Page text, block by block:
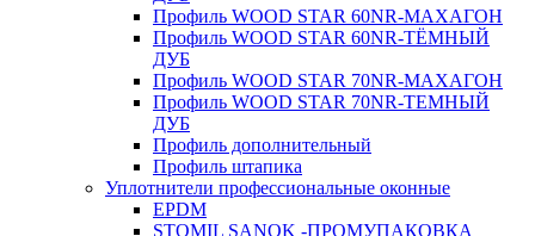
Профиль WOOD STAR 60NR-МАХАГОН
Профиль WOOD STAR 60NR-ТЁМНЫЙ
ДУБ
Профиль WOOD STAR 70NR-МАХАГОН
Профиль WOOD STAR 70NR-ТЕМНЫЙ
ДУБ
Профиль дополнительный
Профиль штапика
Уплотнители профессиональные оконные
EPDM
STOMIL SANOK -ПРОМУПАКОВКА